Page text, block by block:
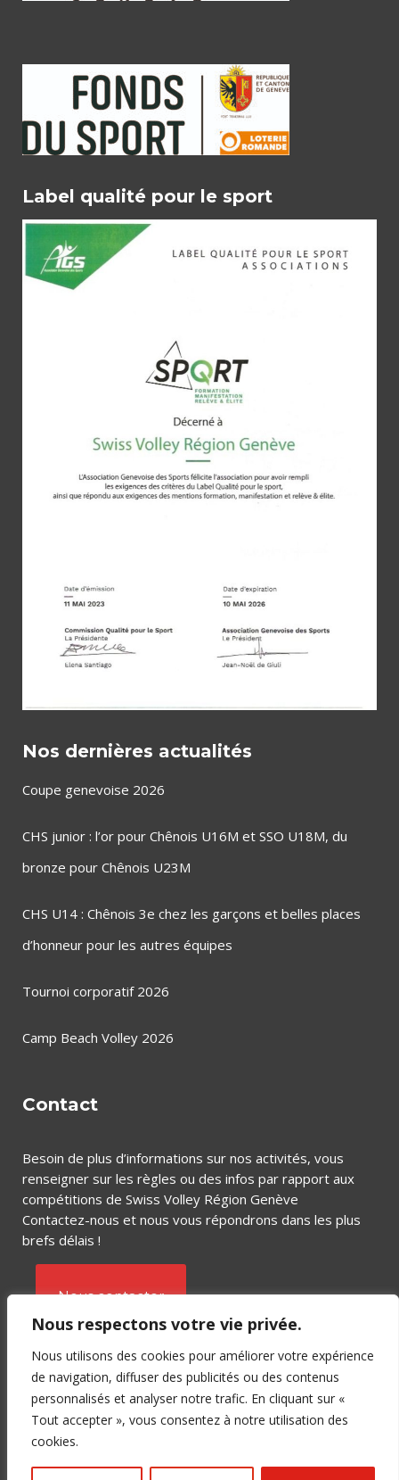
Nous respectons votre vie privée.
Nous utilisons des cookies pour améliorer votre expérience
de navigation, diffuser des publicités ou des contenus
personnalisés et analyser notre trafic. En cliquant sur «
Tout accepter », vous consentez à notre utilisation des
cookies.
Label qualité pour le sport
Nos dernières actualités
Coupe genevoise 2026
CHS junior : l’or pour Chênois U16M et SSO U18M, du
bronze pour Chênois U23M
CHS U14 : Chênois 3e chez les garçons et belles places
d’honneur pour les autres équipes
Tournoi corporatif 2026
Camp Beach Volley 2026
Contact
Besoin de plus d’informations sur nos activités, vous
renseigner sur les règles ou des infos par rapport aux
compétitions de Swiss Volley Région Genève
Contactez-nous et nous vous répondrons dans les plus
brefs délais !
Nous contacter
Copyright © 2018 SVRGE – Crée par
&BUSINESS MARKETING LAB